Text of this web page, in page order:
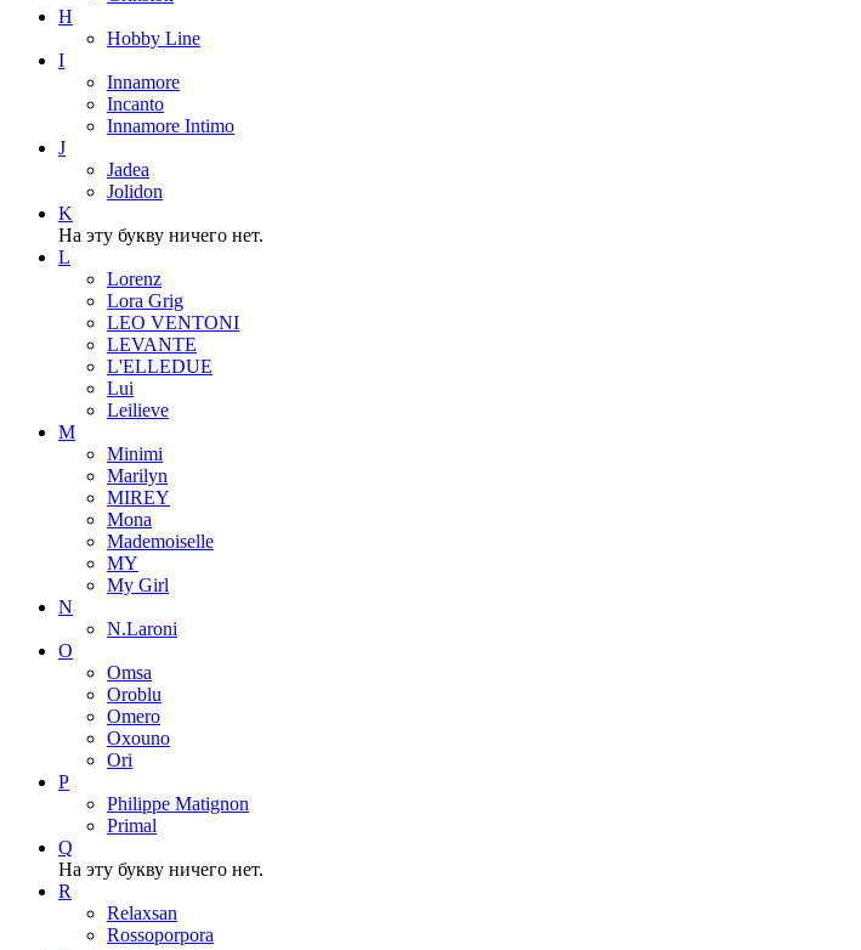
H
Hobby Line
I
Innamore
Incanto
Innamore Intimo
J
Jadea
Jolidon
K
На эту букву ничего нет.
L
Lorenz
Lora Grig
LEO VENTONI
LEVANTE
L'ELLEDUE
Lui
Leilieve
M
Minimi
Marilyn
MIREY
Mona
Mademoiselle
MY
My Girl
N
N.Laroni
O
Omsa
Oroblu
Omero
Oxouno
Ori
P
Philippe Matignon
Primal
Q
На эту букву ничего нет.
R
Relaxsan
Rossoporpora